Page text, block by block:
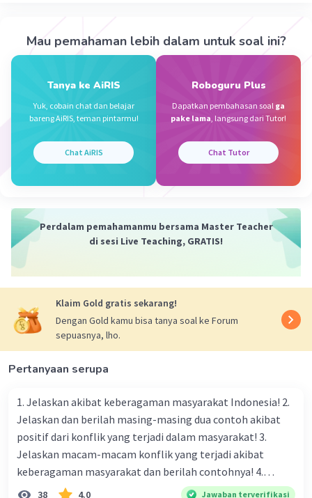
Iklan
Menurut KBBI, komunitas diartikan sebagai
kelompok organisme yang hidup dan saling
berinteraksi di dalam daerah tertentu .
Komunitas adalah kumpulan populasi yang
berbeda di suatu daerah yang sama dan saling
komunitas sawah dan sungai.
Beri Rating·0.0(0) Balas
Mau pemahaman lebih dalam untuk soal ini?
Tanya ke AiRIS
Yuk, cobain chat dan belajar
bareng AiRIS, teman pintarmu!
Chat AiRIS
Roboguru Plus
Dapatkan pembahasan soal ga
pake lama, langsung dari Tutor!
Chat Tutor
Perdalam pemahamanmu bersama Master Teacher
di sesi Live Teaching, GRATIS!
Klaim Gold gratis sekarang!
Dengan Gold kamu bisa tanya soal ke Forum
sepuasnya, lho.
Pertanyaan serupa
1. Jelaskan akibat keberagaman masyarakat Indonesia! 2.
Jelaskan dan berilah masing-masing dua contoh akibat
positif dari konflik yang terjadi dalam masyarakat! 3.
Jelaskan macam-macam konflik yang terjadi akibat
keberagaman masyarakat dan berilah contohnya! 4.
Mengapa dalam masyarakat yang memiliki keberagaman
38 4.0 Jawaban terverifikasi